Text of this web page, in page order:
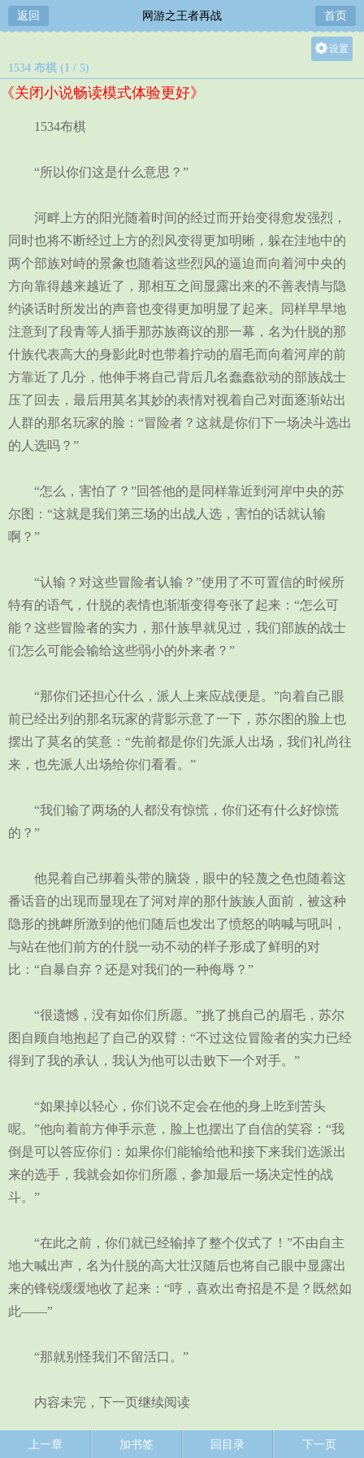
返回 网游之王者再战 首页
设置
1534 布棋 (1 / 5)
《关闭小说畅读模式体验更好》
1534布棋
“所以你们这是什么意思？”
河畔上方的阳光随着时间的经过而开始变得愈发强烈，
同时也将不断经过上方的烈风变得更加明晰，躲在洼地中的
两个部族对峙的景象也随着这些烈风的逼迫而向着河中央的
方向靠得越来越近了，那相互之间显露出来的不善表情与隐
约谈话时所发出的声音也变得更加明显了起来。同样早早地
注意到了段青等人插手那苏族商议的那一幕，名为什脱的那
什族代表高大的身影此时也带着拧动的眉毛而向着河岸的前
方靠近了几分，他伸手将自己背后几名蠢蠢欲动的部族战士
压了回去，最后用莫名其妙的表情对视着自己对面逐渐站出
人群的那名玩家的脸：“冒险者？这就是你们下一场决斗选出
的人选吗？”
“怎么，害怕了？”回答他的是同样靠近到河岸中央的苏
尔图：“这就是我们第三场的出战人选，害怕的话就认输
啊？”
“认输？对这些冒险者认输？”使用了不可置信的时候所
特有的语气，什脱的表情也渐渐变得夸张了起来：“怎么可
能？这些冒险者的实力，那什族早就见过，我们部族的战士
们怎么可能会输给这些弱小的外来者？”
“那你们还担心什么，派人上来应战便是。”向着自己眼
前已经出列的那名玩家的背影示意了一下，苏尔图的脸上也
摆出了莫名的笑意：“先前都是你们先派人出场，我们礼尚往
来，也先派人出场给你们看看。”
“我们输了两场的人都没有惊慌，你们还有什么好惊慌
的？”
他晃着自己绑着头带的脑袋，眼中的轻蔑之色也随着这
番话音的出现而显现在了河对岸的那什族族人面前，被这种
隐形的挑衅所激到的他们随后也发出了愤怒的呐喊与吼叫，
与站在他们前方的什脱一动不动的样子形成了鲜明的对
比：“自暴自弃？还是对我们的一种侮辱？”
“很遗憾，没有如你们所愿。”挑了挑自己的眉毛，苏尔
图自顾自地抱起了自己的双臂：“不过这位冒险者的实力已经
得到了我的承认，我认为他可以击败下一个对手。”
“如果掉以轻心，你们说不定会在他的身上吃到苦头
呢。”他向着前方伸手示意，脸上也摆出了自信的笑容：“我
倒是可以答应你们：如果你们能输给他和接下来我们选派出
来的选手，我就会如你们所愿，参加最后一场决定性的战
斗。”
“在此之前，你们就已经输掉了整个仪式了！”不由自主
地大喊出声，名为什脱的高大壮汉随后也将自己眼中显露出
来的锋锐缓缓地收了起来：“哼，喜欢出奇招是不是？既然如
此——”
“那就别怪我们不留活口。”
内容未完，下一页继续阅读
上一章 加书签 回目录 下一页